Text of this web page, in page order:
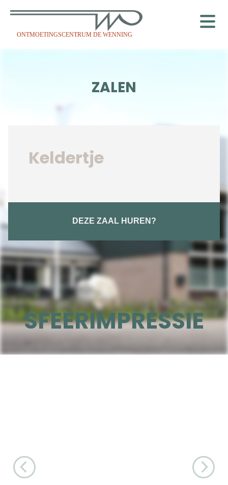
ONTMOETINGSCENTRUM DE WENNING
ZALEN
Keldertje
DEZE ZAAL HUREN?
SFEERIMPRESSIE